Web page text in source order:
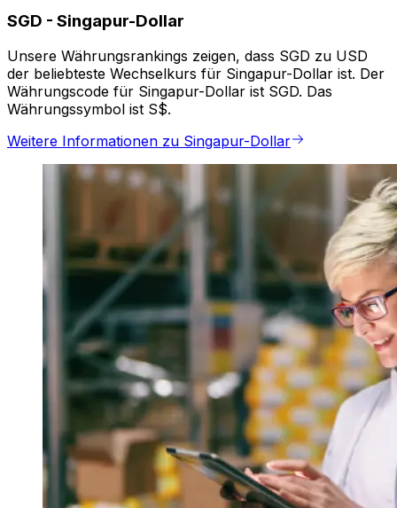
SGD - Singapur-Dollar
Unsere Währungsrankings zeigen, dass SGD zu USD
der beliebteste Wechselkurs für Singapur-Dollar ist. Der
Währungscode für Singapur-Dollar ist SGD. Das
Währungssymbol ist S$.
Weitere Informationen zu Singapur-Dollar